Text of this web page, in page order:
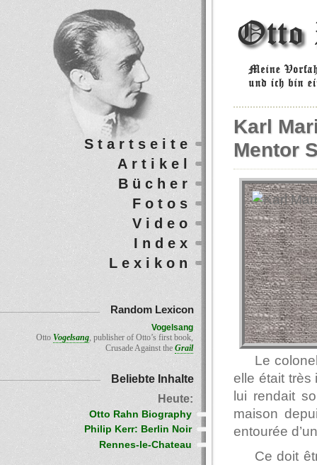
Karl
Mentor
Le
elle était très
lui rendait
maison
entourée
Ce doit
Startseite
Artikel
Bücher
Fotos
Video
Index
Lexikon
Random Lexicon
Vogelsang
Otto Vogelsang, publisher of Otto’s first book,
Crusade Against the Grail
Beliebte Inhalte
Heute:
Otto Rahn Biography
Philip Kerr: Berlin Noir
Rennes-le-Chateau